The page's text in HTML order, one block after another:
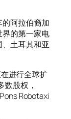
阿拉伯裔加
的第一家电
土耳其和亚
进行全球扩
数股权，
Robotaxi